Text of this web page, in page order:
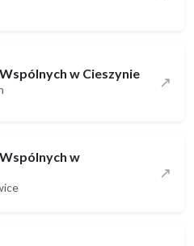
w Cieszynie
↗
w
↗